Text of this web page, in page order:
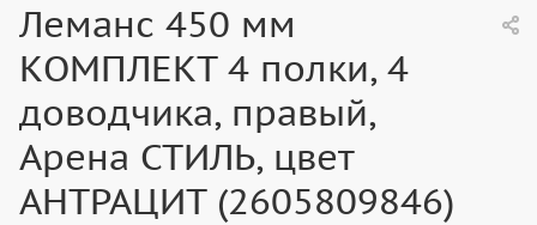
Леманс 450 мм
КОМПЛЕКТ 4 полки, 4
доводчика, правый,
Арена СТИЛЬ, цвет
АНТРАЦИТ (2605809846)